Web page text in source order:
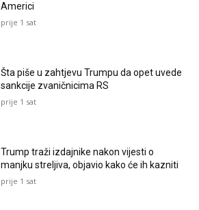
Americi
prije 1 sat
Šta piše u zahtjevu Trumpu da opet uvede
sankcije zvaničnicima RS
prije 1 sat
Trump traži izdajnike nakon vijesti o
manjku streljiva, objavio kako će ih kazniti
prije 1 sat